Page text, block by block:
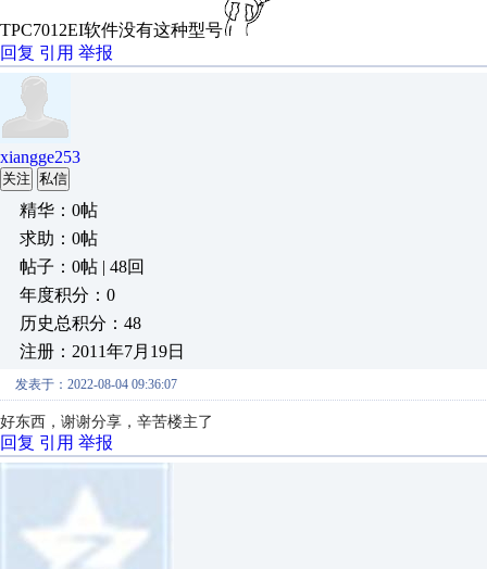
TPC7012EI软件没有这种型号
回复 引用 举报
xiangge253
关注 私信
精华：0帖
求助：0帖
帖子：0帖 | 48回
年度积分：0
历史总积分：48
注册：2011年7月19日
发表于：2022-08-04 09:36:07
好东西，谢谢分享，辛苦楼主了
回复 引用 举报